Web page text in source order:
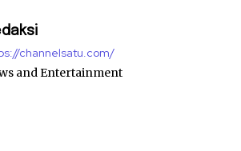
channelsatu.com/
and Entertainment